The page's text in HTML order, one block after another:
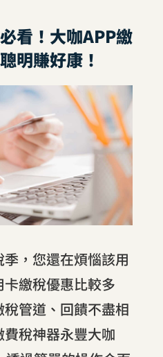
看！大咖APP繳
明賺好康！
，您還在煩惱該用
繳稅優惠比較多
管道、回饋不盡相
稅神器永豐大咖